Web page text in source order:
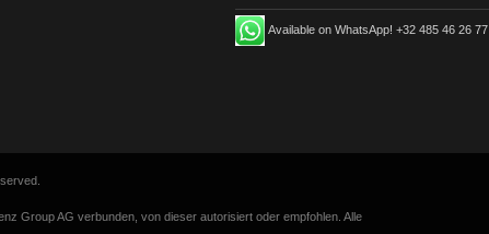
Available on WhatsApp! +32 485 46 26 77
Group AG verbunden, von dieser autorisiert oder empfohlen. Alle